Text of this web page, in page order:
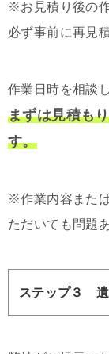
※お見積り後の
必ず事前に再見
作業日時を相談
まずは見積も
す。
※作業内容また
ただいても問題
ステップ３